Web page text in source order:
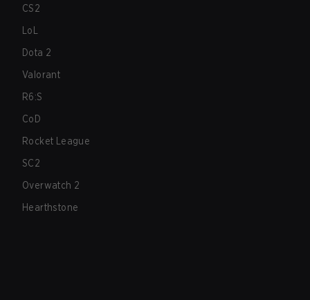
CS2
LoL
Dota 2
Valorant
R6:S
CoD
Rocket League
SC2
Overwatch 2
Hearthstone